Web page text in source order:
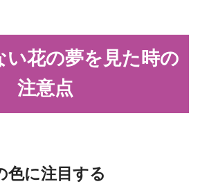
い花の夢を見た時の
注意点
色に注目する